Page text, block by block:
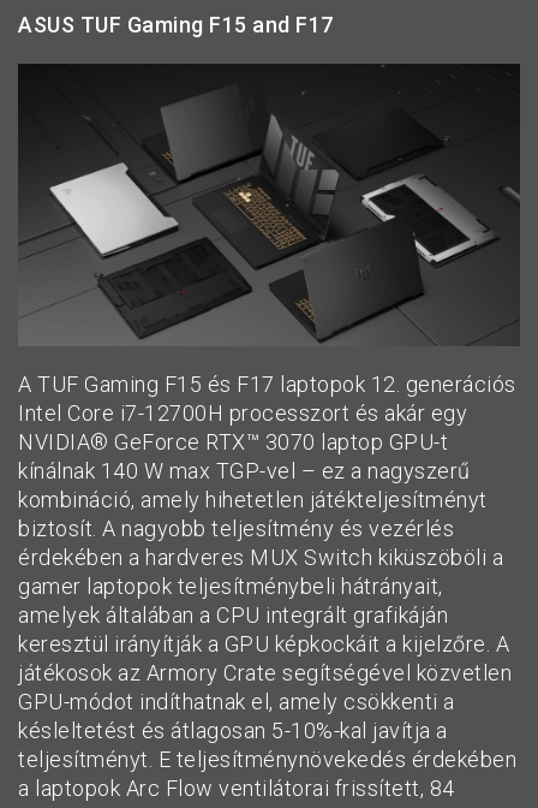
ASUS TUF Gaming F15 and F17
A TUF Gaming F15 és F17 laptopok 12. generációs
Intel Core i7-12700H processzort és akár egy
NVIDIA® GeForce RTX™ 3070 laptop GPU-t
kínálnak 140 W max TGP-vel – ez a nagyszerű
kombináció, amely hihetetlen játékteljesítményt
biztosít. A nagyobb teljesítmény és vezérlés
érdekében a hardveres MUX Switch kiküszöböli a
gamer laptopok teljesítménybeli hátrányait,
amelyek általában a CPU integrált grafikáján
keresztül irányítják a GPU képkockáit a kijelzőre. A
játékosok az Armory Crate segítségével közvetlen
GPU-módot indíthatnak el, amely csökkenti a
késleltetést és átlagosan 5-10%-kal javítja a
teljesítményt. E teljesítménynövekedés érdekében
a laptopok Arc Flow ventilátorai frissített, 84